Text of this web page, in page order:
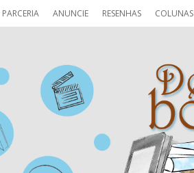
PARCERIA ANUNCIE RESENHAS COLUNAS